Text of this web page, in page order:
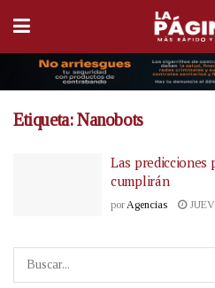
Etiqueta:Nanobots
Las predicciones
cumplirán
por Agencias